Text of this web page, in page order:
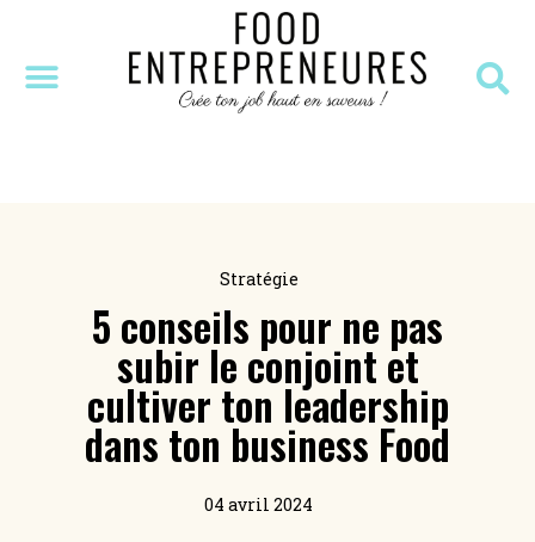
Stratégie
5 conseils pour ne pas
subir le conjoint et
cultiver ton leadership
dans ton business Food
04 avril 2024